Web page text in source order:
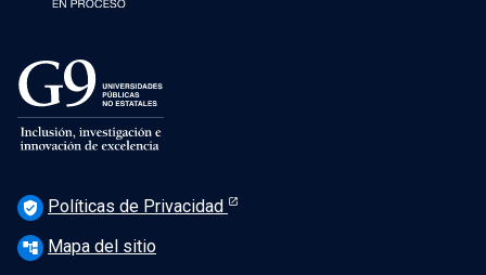
verified_user Políticas de Privacidad
account_tree Mapa del sitio